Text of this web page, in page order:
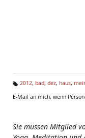
g
2012, bad, dez, haus,
E-Mail an mich, wenn
Sie müssen Mitglied